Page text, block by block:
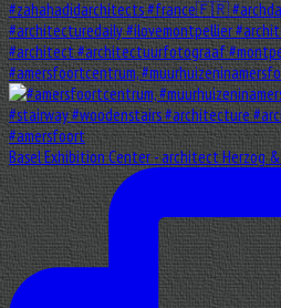
#amersfoortcentrum,
Basel Exhibition Center - architect Herzog